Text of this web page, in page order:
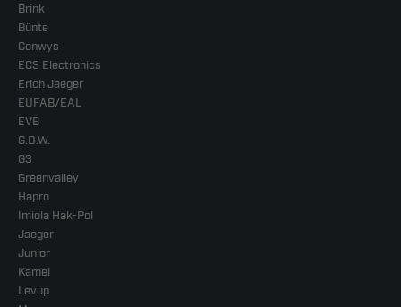
Brink
Bünte
Conwys
ECS Electronics
Erich Jaeger
EUFAB/EAL
EVB
G.D.W.
G3
Greenvalley
Hapro
Imiola Hak-Pol
Jaeger
Junior
Kamei
Levup